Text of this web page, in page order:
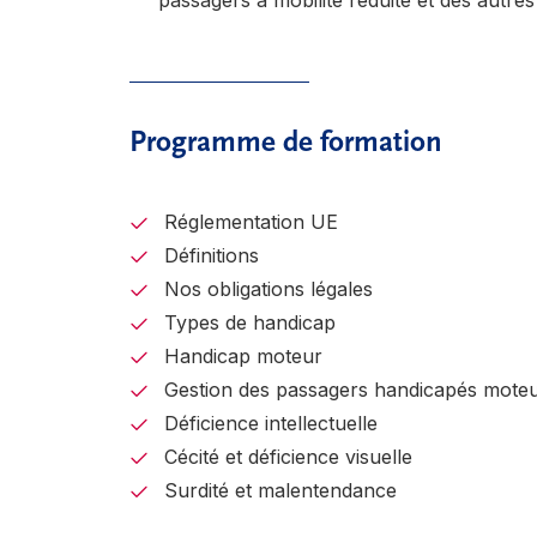
Programme de formation
Réglementation UE
Définitions
Nos obligations légales
Types de handicap
Handicap moteur
Gestion des passagers handicapés
Déficience intellectuelle
Cécité et déficience visuelle
Surdité et malentendance